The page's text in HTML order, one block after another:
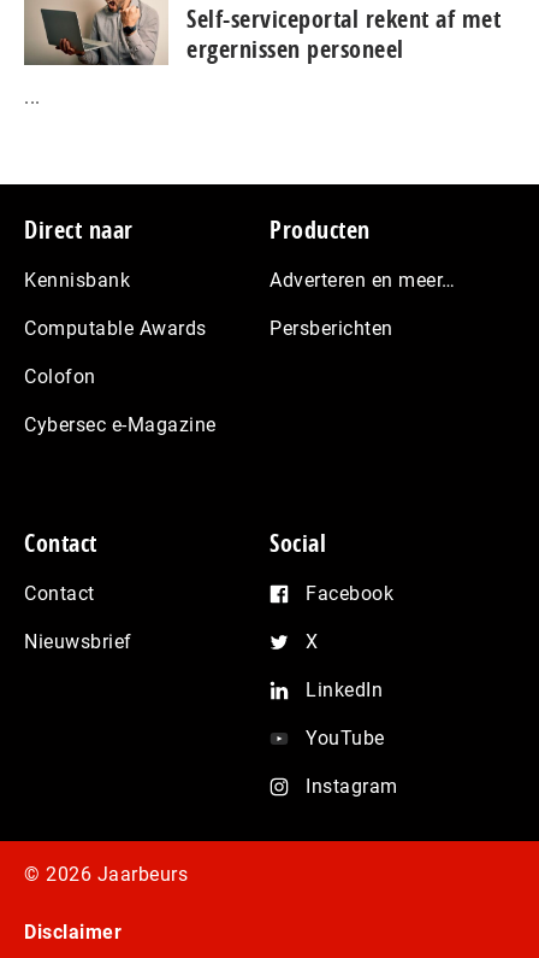
Self-serviceportal rekent af met
ergernissen personeel
...
Footer
Direct naar
Kennisbank
Computable Awards
Colofon
Cybersec e-Magazine
Producten
Adverteren en meer…
Persberichten
Contact
Contact
Nieuwsbrief
Social
Facebook
X
LinkedIn
YouTube
Instagram
© 2026 Jaarbeurs
Disclaimer